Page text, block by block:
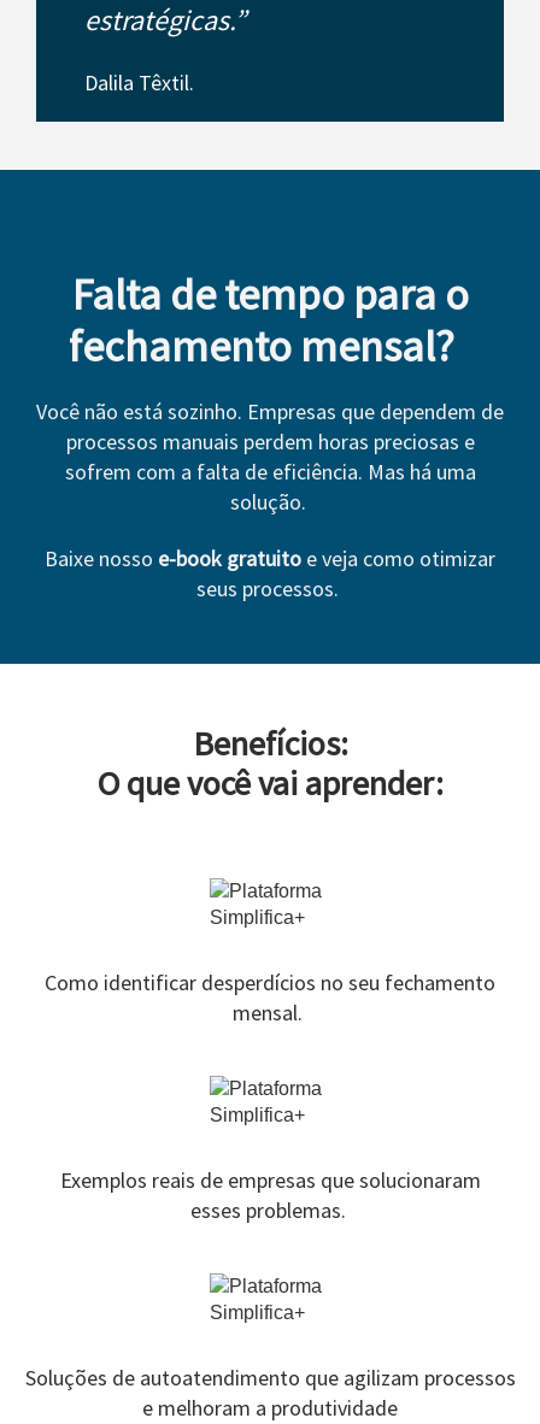
estratégicas.”
Dalila Têxtil.
Falta de tempo para o
fechamento mensal?
Você não está sozinho. Empresas que dependem de
processos manuais perdem horas preciosas e
sofrem com a falta de eficiência. Mas há uma
solução.
Baixe nosso e-book gratuito e veja como otimizar
seus processos.
Benefícios:
O que você vai aprender:
Como identificar desperdícios no seu fechamento
mensal.
Exemplos reais de empresas que solucionaram
esses problemas.
Soluções de autoatendimento que agilizam processos
e melhoram a produtividade